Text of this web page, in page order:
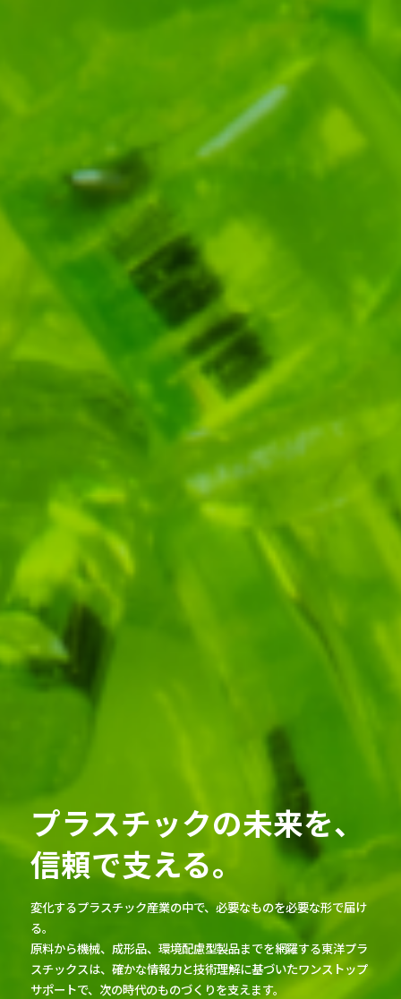
プラスチックの未来を、
信頼で支える。
変化するプラスチック産業の中で、必要なものを必要な形で届け
る。
原料から機械、成形品、環境配慮型製品までを網羅する東洋プラ
スチックスは、 確かな情報力と技術理解に基づいたワンストップ
サポートで、次の時代のものづくりを支えます。